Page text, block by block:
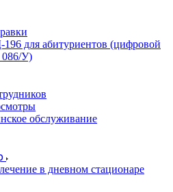
для абитуриентов (цифровой
086/У)
обслуживание
в дневном стационаре